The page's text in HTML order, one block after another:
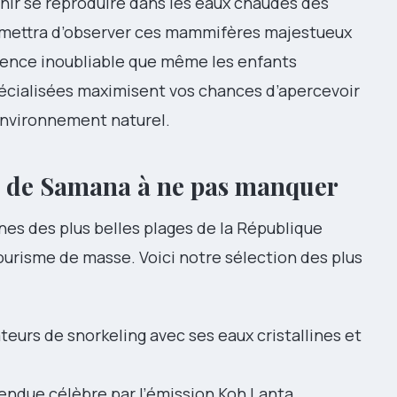
d’observer ces mammifères majestueux
inoubliable que même les enfants
maximisent vos chances d’apercevoir
naturel.
Samana à ne pas manquer
des plus belles plages de la République
de masse. Voici notre sélection des plus
de snorkeling avec ses eaux cristallines et